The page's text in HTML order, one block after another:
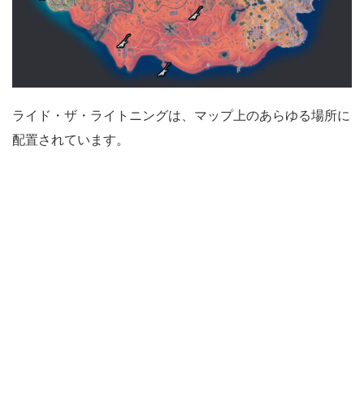
ライド・ザ・ライトニングは、マップ上のあらゆる場所に
配置されています。